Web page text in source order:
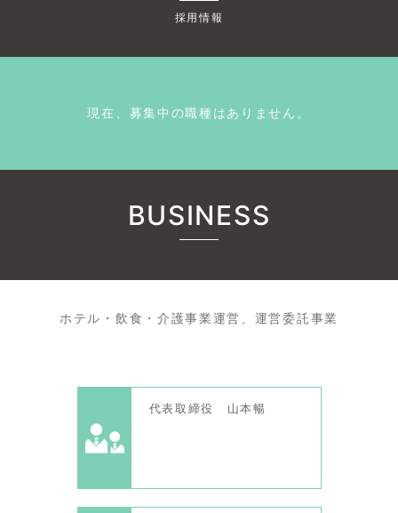
採用情報
現在、募集中の職種はありません。
BUSINESS
ホテル・飲食・介護事業運営、運営委託事業
代表取締役 山本暢